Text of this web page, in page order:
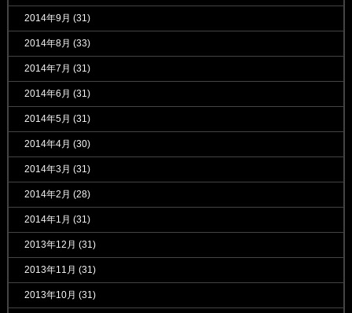
2014年9月 (31)
2014年8月 (33)
2014年7月 (31)
2014年6月 (31)
2014年5月 (31)
2014年4月 (30)
2014年3月 (31)
2014年2月 (28)
2014年1月 (31)
2013年12月 (31)
2013年11月 (31)
2013年10月 (31)